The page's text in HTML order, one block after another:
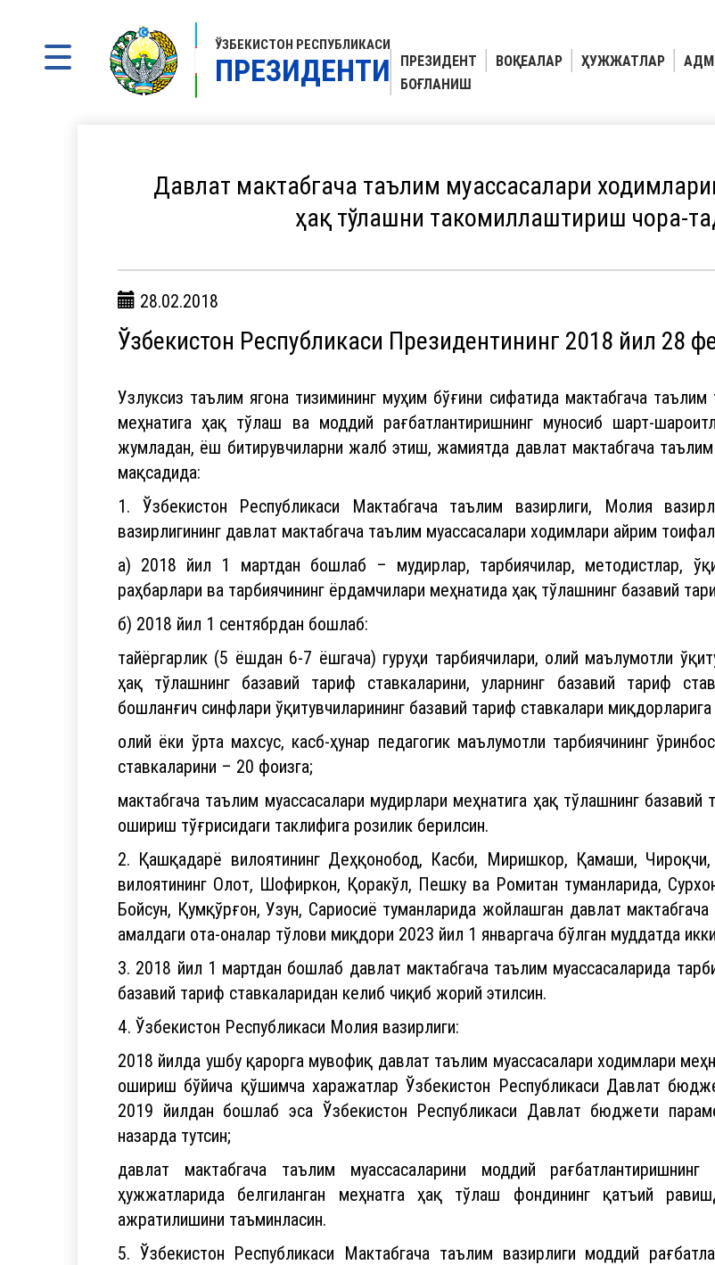
ЎЗБЕКИСТОН РЕСПУБЛИКАСИ
ПРЕЗИДЕНТИ ПРЕЗИДЕНТ ВОҚЕАЛАР ҲУЖЖАТЛАР
БОҒЛАНИШ
Давлат мактабгача таълим муассасалари
ҳақ тўлашни такомиллаштириш чора-
28.02.2018
Ўзбекистон Республикаси Президентининг 2018 йил 28
Узлуксиз таълим ягона тизимининг муҳим бўғини сифатида мактабгача
меҳнатига ҳақ тўлаш ва моддий рағбатлантиришнинг муносиб шарт-
жумладан, ёш битирувчиларни жалб этиш, жамиятда давлат мактабгача
мақсадида:
1. Ўзбекистон Республикаси Мактабгача таълим вазирлиги, Молия
вазирлигининг давлат мактабгача таълим муассасалари ходимлари айрим
а) 2018 йил 1 мартдан бошлаб – мудирлар, тарбиячилар, методистлар,
раҳбарлари ва тарбиячининг ёрдамчилари меҳнатида ҳақ тўлашнинг базавий
б) 2018 йил 1 сентябрдан бошлаб:
тайёргарлик (5 ёшдан 6-7 ёшгача) гуруҳи тарбиячилари, олий маълумотли
ҳақ тўлашнинг базавий тариф ставкаларини, уларнинг базавий тариф
бошланғич синфлари ўқитувчиларининг базавий тариф ставкалари
олий ёки ўрта махсус, касб-ҳунар педагогик маълумотли тарбиячининг
ставкаларини – 20 фоизга;
мактабгача таълим муассасалари мудирлари меҳнатига ҳақ тўлашнинг
ошириш тўғрисидаги таклифига розилик берилсин.
2. Қашқадарё вилоятининг Деҳқонобод, Касби, Миришкор, Қамаши,
вилоятининг Олот, Шофиркон, Қоракўл, Пешку ва Ромитан туманларида,
Бойсун, Қумқўрғон, Узун, Сариосиё туманларида жойлашган давлат
амалдаги ота-оналар тўлови миқдори 2023 йил 1 январгача бўлган муддатда
3. 2018 йил 1 мартдан бошлаб давлат мактабгача таълим муассасаларида
базавий тариф ставкаларидан келиб чиқиб жорий этилсин.
4. Ўзбекистон Республикаси Молия вазирлиги:
2018 йилда ушбу қарорга мувофиқ давлат таълим муассасалари ходимлари
ошириш бўйича қўшимча харажатлар Ўзбекистон Республикаси Давлат
2019 йилдан бошлаб эса Ўзбекистон Республикаси Давлат бюджети
назарда тутсин;
давлат мактабгача таълим муассасаларини моддий
ҳужжатларида белгиланган меҳнатга ҳақ тўлаш фондининг қатъий
ажратилишини таъминласин.
5. Ўзбекистон Республикаси Мактабгача таълим вазирлиги моддий